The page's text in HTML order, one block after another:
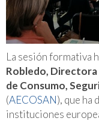
La sesión formativa
Robledo, Directora
de Consumo,
(AECOSAN), que ha
instituciones